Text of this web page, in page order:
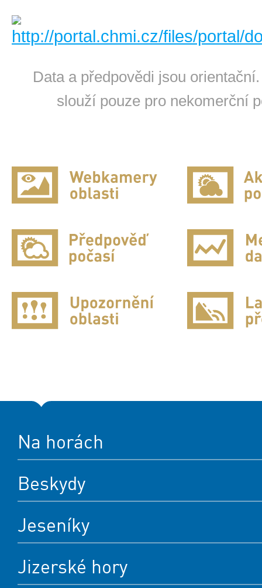
Data a předpovědi jsou
slouží pouze pro nekomerční
Na horách
Beskydy
Jeseníky
Jizerské hory